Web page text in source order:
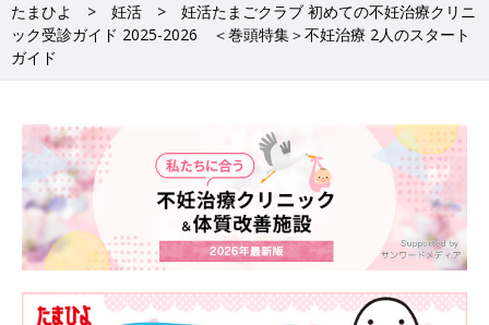
たまひよ 妊活
妊活たまごクラブ 初めての不妊治療クリニ
ック受診ガイド 2025-2026 ＜巻頭特集＞不妊治療 2人のスタート
ガイド